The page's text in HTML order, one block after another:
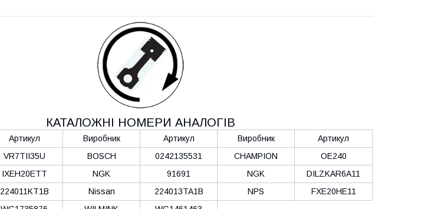
КАТАЛОЖНІ НОМЕРИ АНАЛОГІВ
Артикул Виробник Артикул Виробник
Артикул
VR7TII35U BOSCH 0242135531 CHAMPION
OE240
IXEH20ETT NGK 91691 NGK
DILZKAR6A11
224011KT1B Nissan 224013TA1B NPS
FXE20HE11